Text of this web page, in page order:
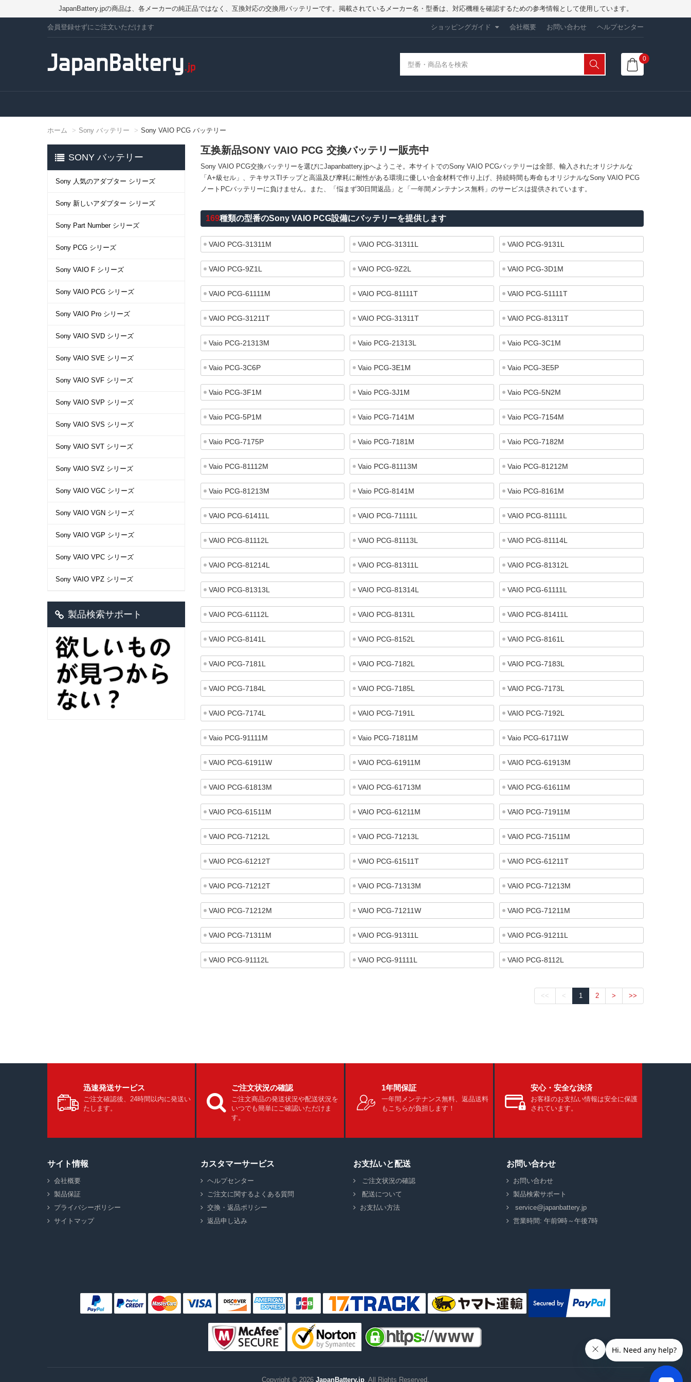
JapanBattery.jpの商品は、各メーカーの純正品ではなく、互換対応の交換用バッテリーです。掲載されているメーカー名・型番は、対応機種を確認するための参考情報として使用しています。
会員登録せずにご注文いただけます ショッピングガイド 会社概要 お問い合わせ ヘルプセンター
0
ホーム Sony バッテリー Sony VAIO PCG バッテリー
互换新品SONY VAIO PCG 交換バッテリー販売中
Sony VAIO PCG交換バッテリーを選びにJapanbattery.jpへようこそ。本サイトでのSony VAIO PCGバッテリーは全部、輸入されたオリジナルな
「A+級セル」、テキサスTIチップと高温及び摩耗に耐性がある環境に優しい合金材料で作り上げ、持続時間も寿命もオリジナルなSony VAIO PCG
ノートPCバッテリーに負けません。また、「悩まず30日間返品」と「一年間メンテナンス無料」のサービスは提供されています。
169種類の型番のSony VAIO PCG設備にバッテリーを提供します
VAIO PCG-31311M VAIO PCG-31311L VAIO PCG-9131L
VAIO PCG-9Z1L VAIO PCG-9Z2L VAIO PCG-3D1M
VAIO PCG-61111M VAIO PCG-81111T VAIO PCG-51111T
VAIO PCG-31211T VAIO PCG-31311T VAIO PCG-81311T
Vaio PCG-21313M Vaio PCG-21313L Vaio PCG-3C1M
Vaio PCG-3C6P Vaio PCG-3E1M Vaio PCG-3E5P
Vaio PCG-3F1M Vaio PCG-3J1M Vaio PCG-5N2M
Vaio PCG-5P1M Vaio PCG-7141M Vaio PCG-7154M
Vaio PCG-7175P Vaio PCG-7181M Vaio PCG-7182M
Vaio PCG-81112M Vaio PCG-81113M Vaio PCG-81212M
Vaio PCG-81213M Vaio PCG-8141M Vaio PCG-8161M
VAIO PCG-61411L VAIO PCG-71111L VAIO PCG-81111L
VAIO PCG-81112L VAIO PCG-81113L VAIO PCG-81114L
VAIO PCG-81214L VAIO PCG-81311L VAIO PCG-81312L
VAIO PCG-81313L VAIO PCG-81314L VAIO PCG-61111L
VAIO PCG-61112L VAIO PCG-8131L VAIO PCG-81411L
VAIO PCG-8141L VAIO PCG-8152L VAIO PCG-8161L
VAIO PCG-7181L VAIO PCG-7182L VAIO PCG-7183L
VAIO PCG-7184L VAIO PCG-7185L VAIO PCG-7173L
VAIO PCG-7174L VAIO PCG-7191L VAIO PCG-7192L
Vaio PCG-91111M Vaio PCG-71811M Vaio PCG-61711W
VAIO PCG-61911W VAIO PCG-61911M VAIO PCG-61913M
VAIO PCG-61813M VAIO PCG-61713M VAIO PCG-61611M
VAIO PCG-61511M VAIO PCG-61211M VAIO PCG-71911M
VAIO PCG-71212L VAIO PCG-71213L VAIO PCG-71511M
VAIO PCG-61212T VAIO PCG-61511T VAIO PCG-61211T
VAIO PCG-71212T VAIO PCG-71313M VAIO PCG-71213M
VAIO PCG-71212M VAIO PCG-71211W VAIO PCG-71211M
VAIO PCG-71311M VAIO PCG-91311L VAIO PCG-91211L
VAIO PCG-91112L VAIO PCG-91111L VAIO PCG-8112L
<< < 1 2 > >>
SONY バッテリー
Sony 人気のアダプター シリーズ
Sony 新しいアダプター シリーズ
Sony Part Number シリーズ
Sony PCG シリーズ
Sony VAIO F シリーズ
Sony VAIO PCG シリーズ
Sony VAIO Pro シリーズ
Sony VAIO SVD シリーズ
Sony VAIO SVE シリーズ
Sony VAIO SVF シリーズ
Sony VAIO SVP シリーズ
Sony VAIO SVS シリーズ
Sony VAIO SVT シリーズ
Sony VAIO SVZ シリーズ
Sony VAIO VGC シリーズ
Sony VAIO VGN シリーズ
Sony VAIO VGP シリーズ
Sony VAIO VPC シリーズ
Sony VAIO VPZ シリーズ
製品検索サポート
迅速発送サービス
ご注文確認後、24時間以内に発送い
たします。
ご注文状況の確認
ご注文商品の発送状況や配送状況を
いつでも簡単にご確認いただけま
す。
1年間保証
一年間メンテナンス無料、返品送料
もこちらが負担します！
安心・安全な決済
お客様のお支払い情報は安全に保護
されています。
サイト情報
会社概要
製品保証
プライバシーポリシー
サイトマップ
カスタマーサービス
ヘルプセンター
ご注文に関するよくある質問
交換・返品ポリシー
返品申し込み
お支払いと配送
ご注文状況の確認
配送について
お支払い方法
お問い合わせ
お問い合わせ
製品検索サポート
service@japanbattery.jp
営業時間: 午前9時～午後7時
Copyright © 2026 JapanBattery.jp. All Rights Reserved.